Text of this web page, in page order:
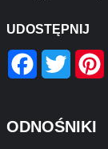
UDOSTĘPNIJ
Facebook
Twitter
ODNOŚNIKI